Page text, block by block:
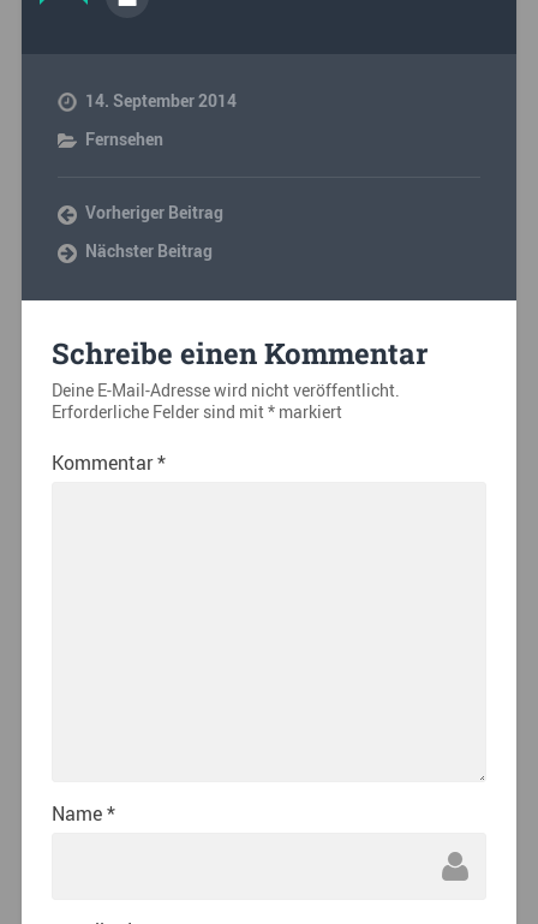
14. September 2014
Fernsehen
Vorheriger Beitrag
Nächster Beitrag
Schreibe einen Kommentar
Deine E-Mail-Adresse wird nicht veröffentlicht.
Erforderliche Felder sind mit*markiert
Kommentar*
Name*